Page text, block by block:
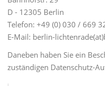
D - 12305 Berlin
Telefon: +49 (0) 030 / 669
E-Mail: berlin-
Daneben haben Sie ein
zuständigen Datenschutz-